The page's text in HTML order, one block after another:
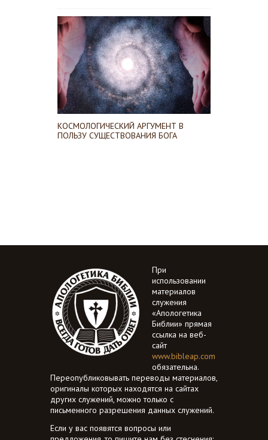
КОСМОЛОГИЧЕСКИЙ АРГУМЕНТ В
ПОЛЬЗУ СУЩЕСТВОВАНИЯ БОГА
При
использовании
материалов
служения
«Апологетика
Библии» прямая
ссылка на веб-
сайт
www.bibleap.com
обязательна.
Переопубликовывать переводы материалов,
оригиналы которых находятся на сайтах
других служений, можно только с
письменного разрешения данных служений.
Если у вас появятся вопросы или